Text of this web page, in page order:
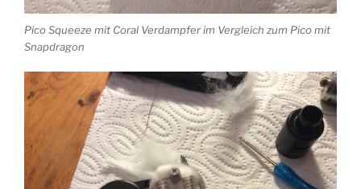
Pico Squeeze mit Coral Verdampfer im Vergleich zum Pico mit
Snapdragon